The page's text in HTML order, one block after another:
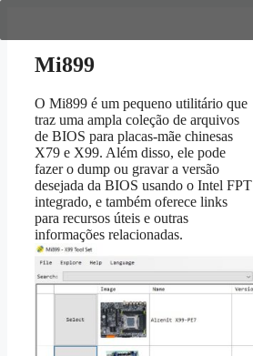
conteúdo
Mi899
O Mi899 é um pequeno utilitário que
traz uma ampla coleção de arquivos
de BIOS para placas-mãe chinesas
X79 e X99. Além disso, ele pode
fazer o dump ou gravar a versão
desejada da BIOS usando o Intel FPT
integrado, e também oferece links
para recursos úteis e outras
informações relacionadas.